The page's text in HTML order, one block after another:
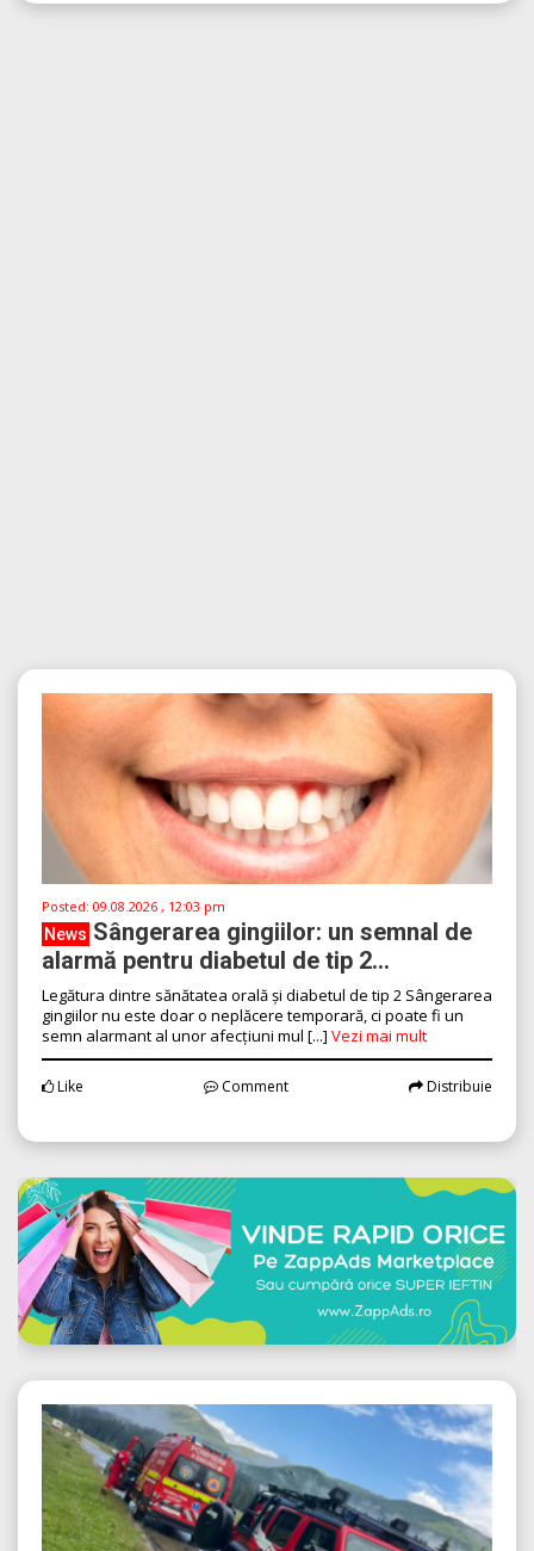
Posted: 09.08.2026 , 12:03 pm
News Sângerarea gingiilor: un semnal de
alarmă pentru diabetul de tip 2...
Legătura dintre sănătatea orală și diabetul de tip 2 Sângerarea
gingiilor nu este doar o neplăcere temporară, ci poate fi un
semn alarmant al unor afecțiuni mul [...] Vezi mai mult
Like Comment Distribuie